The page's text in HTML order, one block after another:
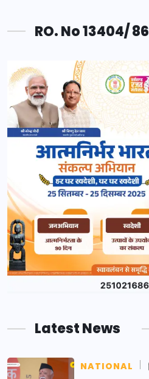
RO. No 13404/ 86
Latest News
NATIONAL